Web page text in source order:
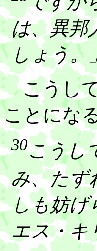
は、異邦
しょう。
こうして
ことにな
30こうし
み、たず
しも妨げ
エス・キ